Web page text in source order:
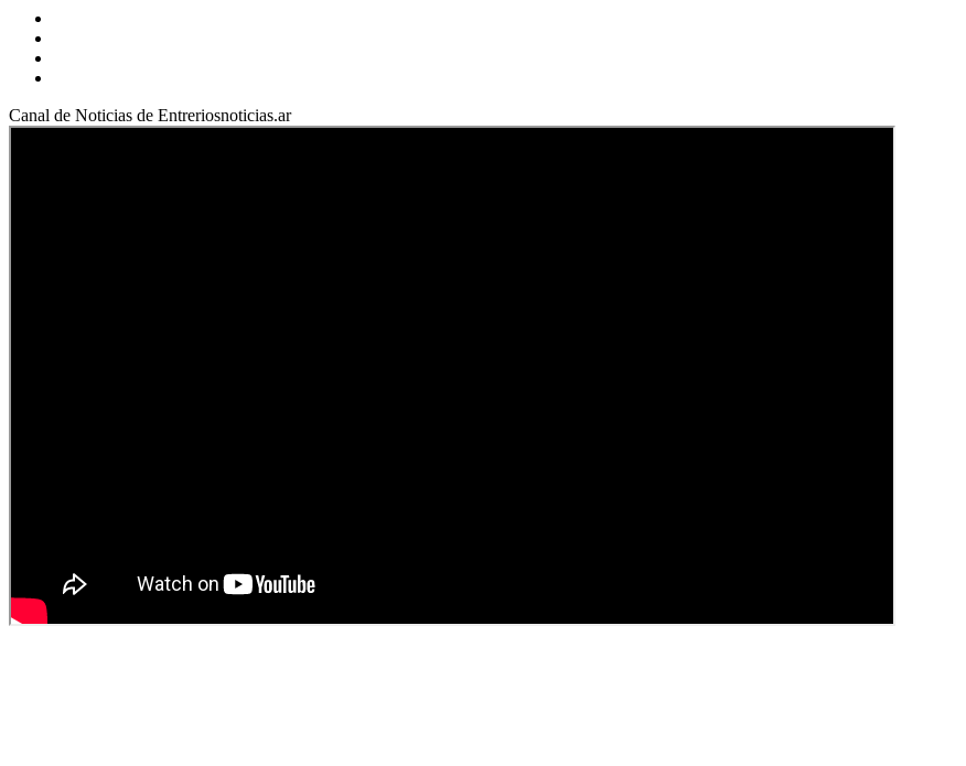
Canal de Noticias de Entreriosnoticias.ar